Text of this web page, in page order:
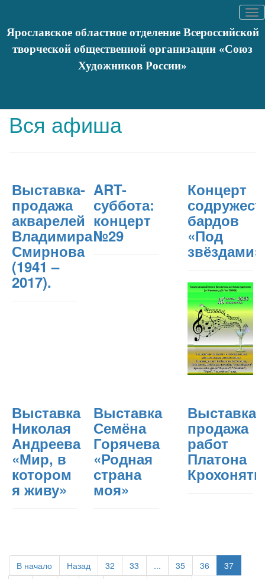
Ярославское областное отделение Всероссийской
творческой общественной организации «Союз
Художников России»
Вся афиша
Выставка-
продажа
акварелей
Владимира
Смирнова
(1941 –
2017).
ART-
суббота:
концерт
№29
Концерт
бардов
«Под
звёздами»
Выставка
Николая
Андреева
«Мир, в
котором
я живу»
Выставка
Семёна
Горячева
«Родная
страна
моя»
Выставка-
продажа
работ
Платона
В начало Назад 32 33 ... 35 36
37